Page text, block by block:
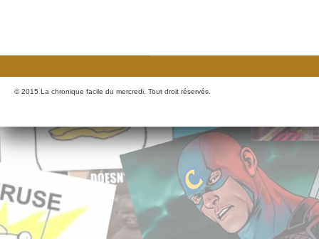
© 2015 La chronique facile du mercredi. Tout droit réservés.